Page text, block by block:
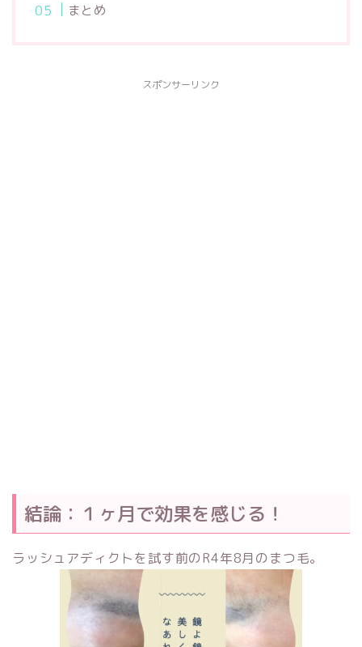
まとめ
スポンサーリンク
結論：１ヶ月で効果を感じる！
ラッシュアディクトを試す前のR4年8月のまつ毛。